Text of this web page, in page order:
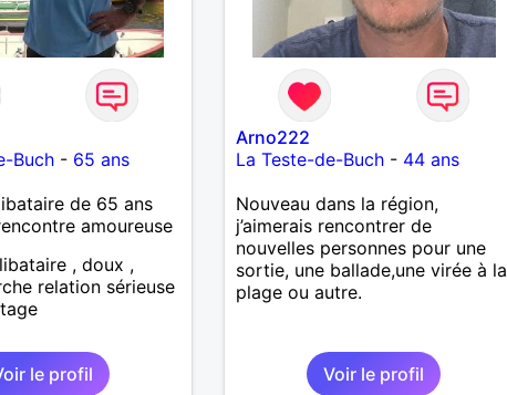
Buch- 65 ans
de 65 ans
amoureuse
, doux ,
relation sérieuse
le profil
Arno222
La Teste-de-Buch - 44 ans
Nouveau dans la région,
j’aimerais rencontrer de
nouvelles personnes pour une
sortie, une ballade,une virée à la
plage ou autre.
Voir le profil